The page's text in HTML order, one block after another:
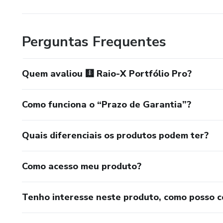
Perguntas Frequentes
Quem avaliou 🩻 Raio-X Portfólio Pro?
Como funciona o “Prazo de Garantia”?
Quais diferenciais os produtos podem ter?
Como acesso meu produto?
Tenho interesse neste produto, como posso